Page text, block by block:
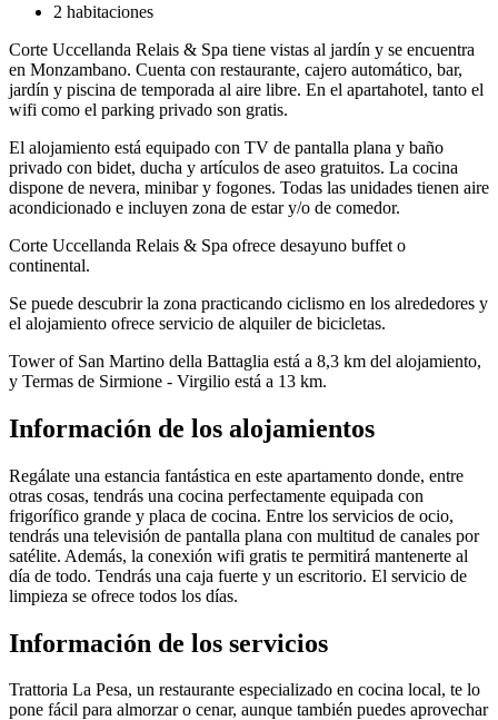
2 habitaciones
Corte Uccellanda Relais & Spa tiene vistas al jardín y se encuentra
en Monzambano. Cuenta con restaurante, cajero automático, bar,
jardín y piscina de temporada al aire libre. En el apartahotel, tanto el
wifi como el parking privado son gratis.
El alojamiento está equipado con TV de pantalla plana y baño
privado con bidet, ducha y artículos de aseo gratuitos. La cocina
dispone de nevera, minibar y fogones. Todas las unidades tienen aire
acondicionado e incluyen zona de estar y/o de comedor.
Corte Uccellanda Relais & Spa ofrece desayuno buffet o
continental.
Se puede descubrir la zona practicando ciclismo en los alrededores y
el alojamiento ofrece servicio de alquiler de bicicletas.
Tower of San Martino della Battaglia está a 8,3 km del alojamiento,
y Termas de Sirmione - Virgilio está a 13 km.
Información de los alojamientos
Regálate una estancia fantástica en este apartamento donde, entre
otras cosas, tendrás una cocina perfectamente equipada con
frigorífico grande y placa de cocina. Entre los servicios de ocio,
tendrás una televisión de pantalla plana con multitud de canales por
satélite. Además, la conexión wifi gratis te permitirá mantenerte al
día de todo. Tendrás una caja fuerte y un escritorio. El servicio de
limpieza se ofrece todos los días.
Información de los servicios
Trattoria La Pesa, un restaurante especializado en cocina local, te lo
pone fácil para almorzar o cenar, aunque también puedes aprovechar